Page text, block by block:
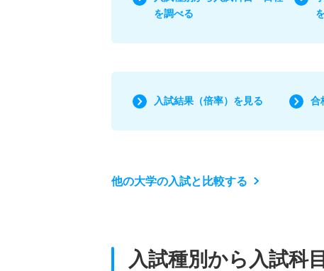
を調べる
入試結果（倍率）を見る 合
他の大学の入試と比較する
入試種別から入試科